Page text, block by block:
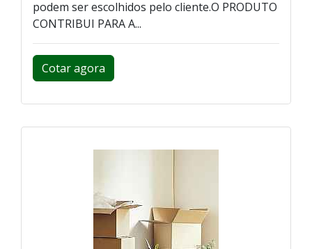
podem ser escolhidos pelo cliente.O PRODUTO
CONTRIBUI PARA A...
Cotar agora